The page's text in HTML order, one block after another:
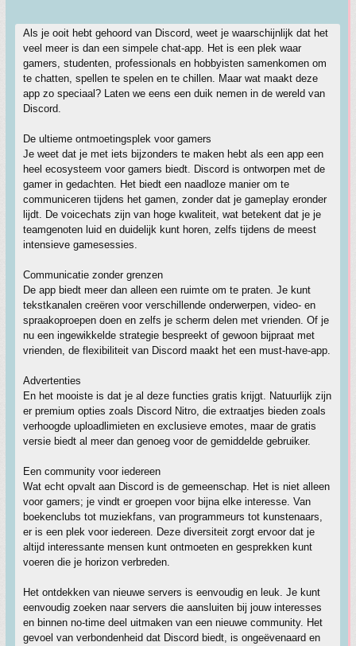
Als je ooit hebt gehoord van Discord, weet je waarschijnlijk dat het
veel meer is dan een simpele chat-app. Het is een plek waar
gamers, studenten, professionals en hobbyisten samenkomen om
te chatten, spellen te spelen en te chillen. Maar wat maakt deze
app zo speciaal? Laten we eens een duik nemen in de wereld van
Discord.
De ultieme ontmoetingsplek voor gamers
Je weet dat je met iets bijzonders te maken hebt als een app een
heel ecosysteem voor gamers biedt. Discord is ontworpen met de
gamer in gedachten. Het biedt een naadloze manier om te
communiceren tijdens het gamen, zonder dat je gameplay eronder
lijdt. De voicechats zijn van hoge kwaliteit, wat betekent dat je je
teamgenoten luid en duidelijk kunt horen, zelfs tijdens de meest
intensieve gamesessies.
Communicatie zonder grenzen
De app biedt meer dan alleen een ruimte om te praten. Je kunt
tekstkanalen creëren voor verschillende onderwerpen, video- en
spraakoproepen doen en zelfs je scherm delen met vrienden. Of je
nu een ingewikkelde strategie bespreekt of gewoon bijpraat met
vrienden, de flexibiliteit van Discord maakt het een must-have-app.
Advertenties
En het mooiste is dat je al deze functies gratis krijgt. Natuurlijk zijn
er premium opties zoals Discord Nitro, die extraatjes bieden zoals
verhoogde uploadlimieten en exclusieve emotes, maar de gratis
versie biedt al meer dan genoeg voor de gemiddelde gebruiker.
Een community voor iedereen
Wat echt opvalt aan Discord is de gemeenschap. Het is niet alleen
voor gamers; je vindt er groepen voor bijna elke interesse. Van
boekenclubs tot muziekfans, van programmeurs tot kunstenaars,
er is een plek voor iedereen. Deze diversiteit zorgt ervoor dat je
altijd interessante mensen kunt ontmoeten en gesprekken kunt
voeren die je horizon verbreden.
Het ontdekken van nieuwe servers is eenvoudig en leuk. Je kunt
eenvoudig zoeken naar servers die aansluiten bij jouw interesses
en binnen no-time deel uitmaken van een nieuwe community. Het
gevoel van verbondenheid dat Discord biedt, is ongeëvenaard en